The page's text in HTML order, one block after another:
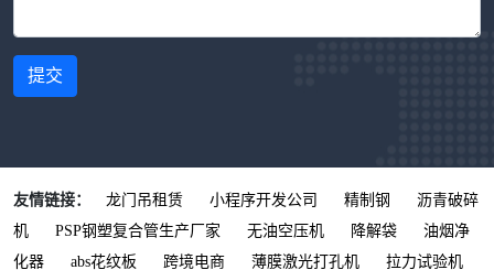
提交
友情链接： 龙门吊租赁 小程序开发公司 精制钢
沥青破碎
机
PSP钢塑复合管生产厂家 无油空压机 降解袋
油烟净
化器
abs花纹板 跨境电商 薄膜激光打孔机 拉力试验机